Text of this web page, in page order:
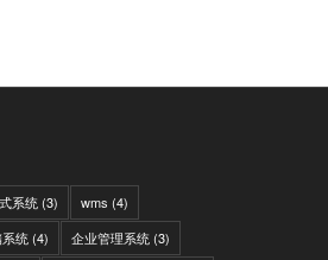
系统 (3) wms (4)
统 (4) 企业管理系统 (3)